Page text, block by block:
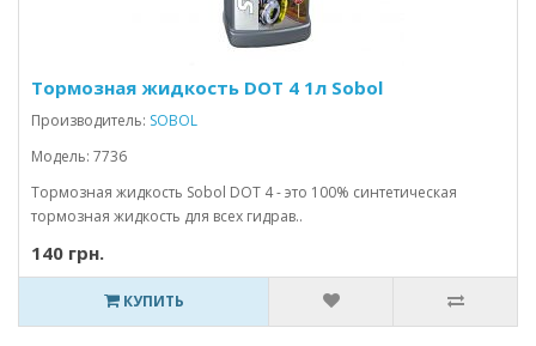
Тормозная жидкость DOT 4 1л Sobol
Производитель: SOBOL
Модель: 7736
Тормозная жидкость Sobol DOT 4 - это 100% синтетическая
тормозная жидкость для всех гидрав..
140 грн.
КУПИТЬ